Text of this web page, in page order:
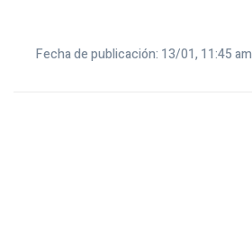
Fecha de publicación: 13/01, 11:45 am